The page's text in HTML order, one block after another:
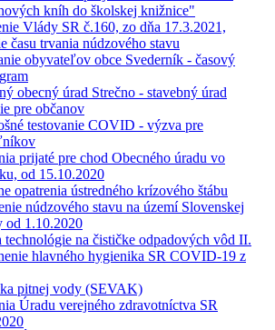
kníh do školskej knižnice"
Vlády SR č.160, zo dňa 17.3.2021,
času trvania núdzového stavu
obyvateľov obce Svederník - časový
obecný úrad Strečno - stavebný úrad
pre občanov
testovanie COVID - výzva pre
prijaté pre chod Obecného úradu vo
od 15.10.2020
opatrenia ústredného krízového štábu
núdzového stavu na území Slovenskej
od 1.10.2020
technológie na čističke odpadových vôd II.
hlavného hygienika SR COVID-19 z
pitnej vody (SEVAK)
Úradu verejného zdravotníctva SR